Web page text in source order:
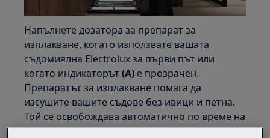
Напълнете дозатора за препарат за
изплакване, когато използвате вашата
съдомиялна Electrolux за първи път или
когато индикаторът(A) е прозрачен.
Препаратът за изплакване помага да
изсушите вашите съдове без ивици и петна.
Той се освобождава автоматично по време на
фазата на горещо изплакване.